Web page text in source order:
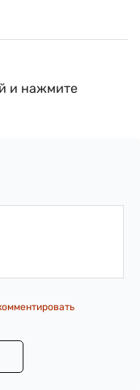
и нажмите